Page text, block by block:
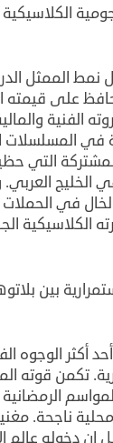
الكلاسيكية
نمط الممثل
على قيمته
الفنية
في المسلسلات
المشتركة التي
الخليج
في الحملات
الكلاسيكية
بين
أكثر الوجوه
تكمن قوته
الرمضانية
ناجحة.
إن دخوله عالم